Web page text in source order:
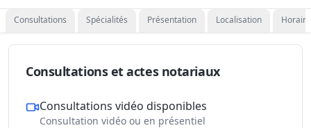
Consultations Spécialités Présentation Localisation
Consultations et actes notariaux
Consultations vidéo disponibles
Consultation vidéo ou en présentiel